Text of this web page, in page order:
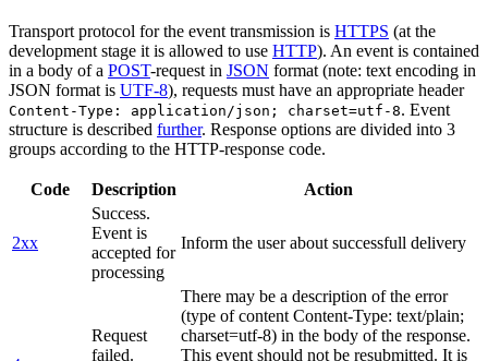
Transport protocol for the event transmission is HTTPS (at the
development stage it is allowed to use HTTP). An event is contained
in a body of a POST-request in JSON format (note: text encoding in
JSON format is UTF-8), requests must have an appropriate header
Content-Type: application/json; charset=utf-8. Event
structure is described further. Response options are divided into 3
groups according to the HTTP-response code.
Code Description Action
2xx
Success.
Event is
accepted for
processing
Inform the user about successfull delivery
Request
failed.
There may be a description of the error
(type of content Content-Type: text/plain;
charset=utf-8) in the body of the response.
This event should not be resubmitted. It is